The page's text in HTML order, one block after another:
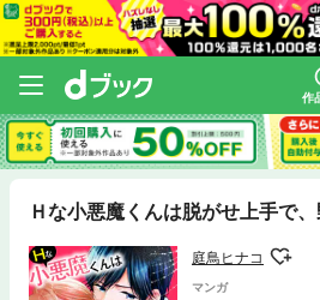
作
Ｈな小悪魔くんは脱がせ上手で
庭鳥ヒナコ
マンガ